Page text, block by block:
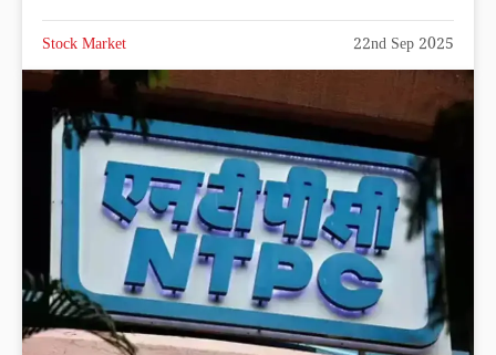
Stock Market 22nd Sep 2025